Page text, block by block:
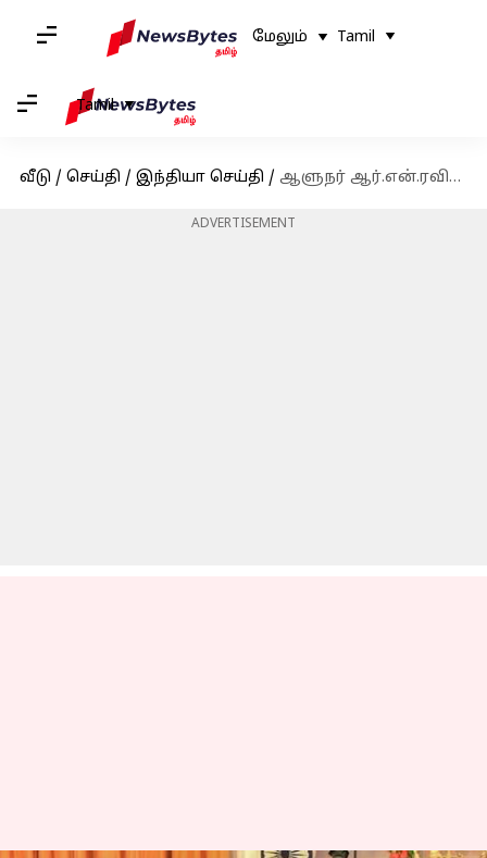
மேலும் Tamil
Tamil
வீடு / செய்தி / இந்தியா செய்தி / ஆளுநர் ஆர்.என்.ரவிக்கு பிறந்தநாள் வாழ்த்து தெரிவித்த முதல்வர் ஸ்டாலின்
ADVERTISEMENT